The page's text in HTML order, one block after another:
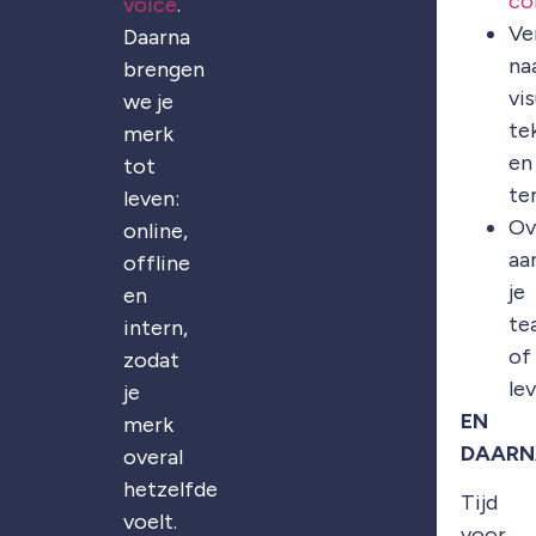
Daarna
brengen
we je
merk
tot
leven:
online,
offline
en
intern,
zodat
je
merk
overal
hetzelfde
voelt.
en
je
of
EN
Tijd